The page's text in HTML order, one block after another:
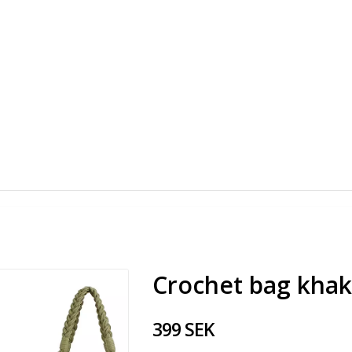
Crochet bag
399 SEK